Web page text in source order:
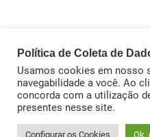
CONTEÚDOS DA GLAU
SOLUÇÕES
Política de Coleta de
Usamos cookies em nosso
navegabilidade a você. Ao
concorda com a utilização
presentes nesse site.
Configurar os Cookies Ok,